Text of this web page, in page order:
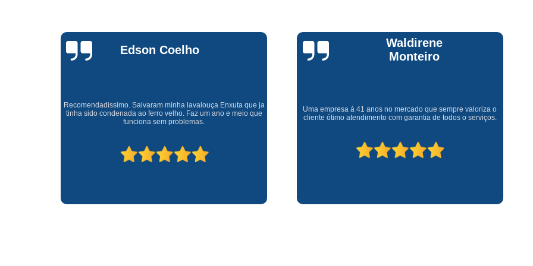
Assistencia Tecnica Brastemp
Assistencia Tecnica
Assistencia Tecnica Microondas
Microondas Brastemp Assistencia Tecnica
Conserto de Maquina de Lavar
Conserto Maquina de Lavar Roupa
Waldirene
Monteiro
Uma empresa á 41 anos no mercado que sempre valoriza o
cliente ótimo atendimento com garantia de todos o serviços.
Claúdia
Andrullis
telefônico (q hj infelizmente é um problema), e a eficiência do
técnico Sr Henrique na solução do problema da minha lava e
seca q minha família não vive mais sem. #recomendo os